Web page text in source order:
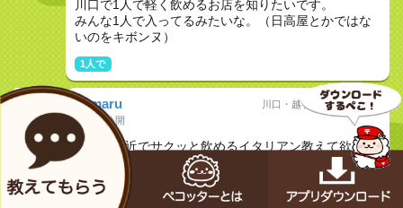
川口で1人で軽く飲めるお店を知りたいです。
みんな1人で入ってるみたいな。（日高屋とかではな
いのをキボンヌ）
1人で
dkmaru
20代非公開
川口・越谷・春日部・三郷
大宮駅付近でサクッと飲めるイタリアン教えて欲しい
友達と